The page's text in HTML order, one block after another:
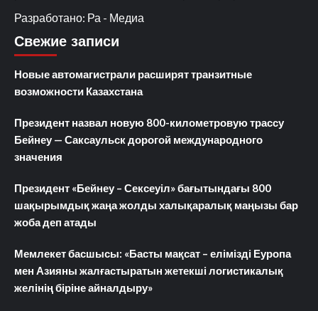
Разработано: Ра - Медиа
Свежие записи
Новые автомагистрали расширят транзитные
возможности Казахстана
Президент назвал новую 800-километровую трассу
Бейнеу — Саксаульск дорогой международного
значения
Президент «Бейнеу – Сексеуіл» бағытындағы 800
шақырымдық жаңа жолды халықаралық маңызы бар
жоба деп атады
Мемлекет басшысы: «Басты мақсат – елімізді Еуропа
мен Азияны жалғастыратын жетекші логистикалық
желінің біріне айналдыру»